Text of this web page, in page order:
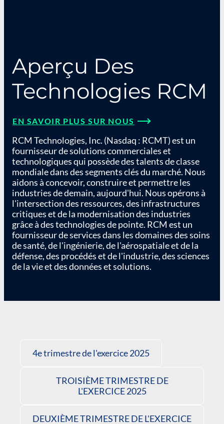
Aperçu Des
Technologies RCM
EN SAVOIR PLUS SUR NOUS
RCM Technologies, Inc. (Nasdaq : RCMT) est un
fournisseur de solutions commerciales et
technologiques qui possède des talents de classe
mondiale dans des segments clés du marché. Nous
aidons à concevoir, construire et permettre les
industries de demain, aujourd'hui. Nous opérons à
l'intersection des ressources, des infrastructures
critiques et de la modernisation des industries
grâce à des technologies de pointe. RCM est un
fournisseur de services dans les domaines des soins
de santé, de l'ingénierie, de l'aérospatiale et de la
défense, des procédés et de l'industrie, des sciences
de la vie et des données et solutions.
4e trimestre de l'exercice 2025
TROISIÈME TRIMESTRE DE
L'EXERCICE 2025
DEUXIÈME TRIMESTRE DE L'EXERCICE